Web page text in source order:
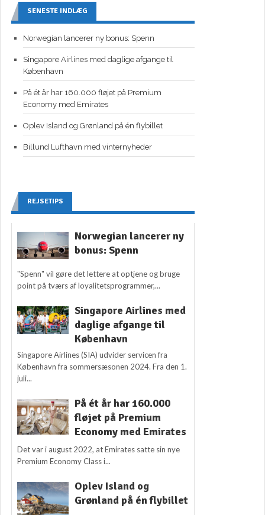
SENESTE INDLÆG
Norwegian lancerer ny bonus: Spenn
Singapore Airlines med daglige afgange til
København
På ét år har 160.000 fløjet på Premium
Economy med Emirates
Oplev Island og Grønland på én flybillet
Billund Lufthavn med vinternyheder
REJSETIPS
Norwegian lancerer ny
bonus: Spenn
"Spenn" vil gøre det lettere at optjene og bruge
point på tværs af loyalitetsprogrammer,...
Singapore Airlines med
daglige afgange til
København
Singapore Airlines (SIA) udvider servicen fra
København fra sommersæsonen 2024. Fra den 1.
juli...
På ét år har 160.000
fløjet på Premium
Economy med Emirates
Det var i august 2022, at Emirates satte sin nye
Premium Economy Class i...
Oplev Island og
Grønland på én flybillet